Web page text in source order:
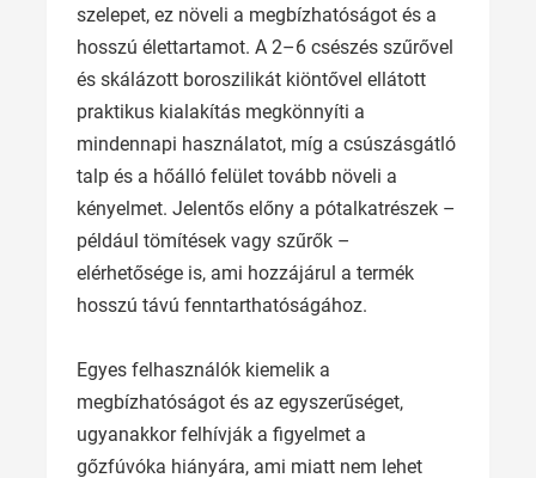
szelepet, ez növeli a megbízhatóságot és a
hosszú élettartamot. A 2–6 csészés szűrővel
és skálázott boroszilikát kiöntővel ellátott
praktikus kialakítás megkönnyíti a
mindennapi használatot, míg a csúszásgátló
talp és a hőálló felület tovább növeli a
kényelmet. Jelentős előny a pótalkatrészek –
például tömítések vagy szűrők –
elérhetősége is, ami hozzájárul a termék
hosszú távú fenntarthatóságához.
Egyes felhasználók kiemelik a
megbízhatóságot és az egyszerűséget,
ugyanakkor felhívják a figyelmet a
gőzfúvóka hiányára, ami miatt nem lehet